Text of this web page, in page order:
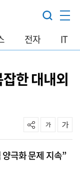
전자 IT
한 대내외
극화 문제 지속”